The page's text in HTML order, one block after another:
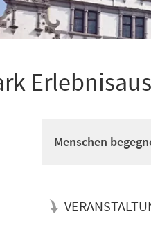
Menschen